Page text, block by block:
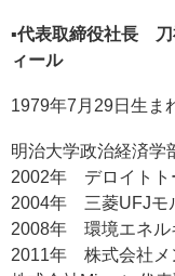
▪️代表取締役社長 刀
ィール
1979年7月29日生ま
明治大学政治経済学
2002年 デロイトト
2004年 三菱UFJモ
2008年 環境エネ
2011年 株式会社メ